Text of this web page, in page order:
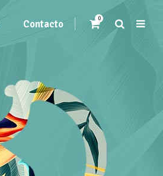
Contacto 0